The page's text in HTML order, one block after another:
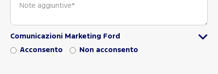
Comunicazioni Marketing Ford
Acconsento Non acconsento